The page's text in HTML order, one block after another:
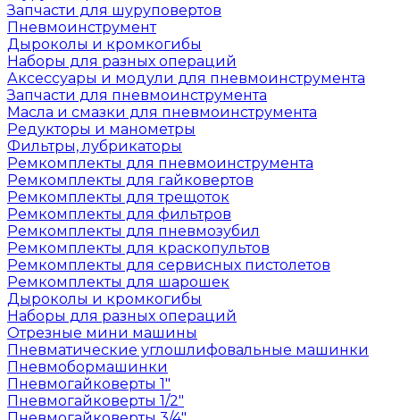
Запчасти для шуруповертов
Пневмоинструмент
Дыроколы и кромкогибы
Наборы для разных операций
Аксессуары и модули для пневмоинструмента
Запчасти для пневмоинструмента
Масла и смазки для пневмоинструмента
Редукторы и манометры
Фильтры, лубрикаторы
Ремкомплекты для пневмоинструмента
Ремкомплекты для гайковертов
Ремкомплекты для трещоток
Ремкомплекты для фильтров
Ремкомплекты для пневмозубил
Ремкомплекты для краскопультов
Ремкомплекты для сервисных пистолетов
Ремкомплекты для шарошек
Дыроколы и кромкогибы
Наборы для разных операций
Отрезные мини машины
Пневматические углошлифовальные машинки
Пневмобормашинки
Пневмогайковерты 1"
Пневмогайковерты 1/2"